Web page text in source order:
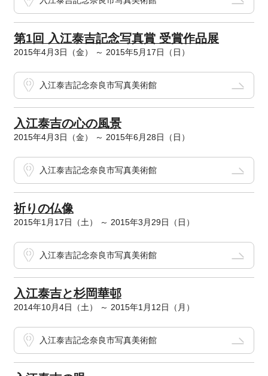
第1回 入江泰吉記念写真賞 受賞作品展
2015年4月3日（金） ～ 2015年5月17日（日）
入江泰吉記念奈良市写真美術館
入江泰吉の心の風景
2015年4月3日（金） ～ 2015年6月28日（日）
入江泰吉記念奈良市写真美術館
祈りの仏像
2015年1月17日（土） ～ 2015年3月29日（日）
入江泰吉記念奈良市写真美術館
入江泰吉と杉岡華邨
2014年10月4日（土） ～ 2015年1月12日（月）
入江泰吉記念奈良市写真美術館